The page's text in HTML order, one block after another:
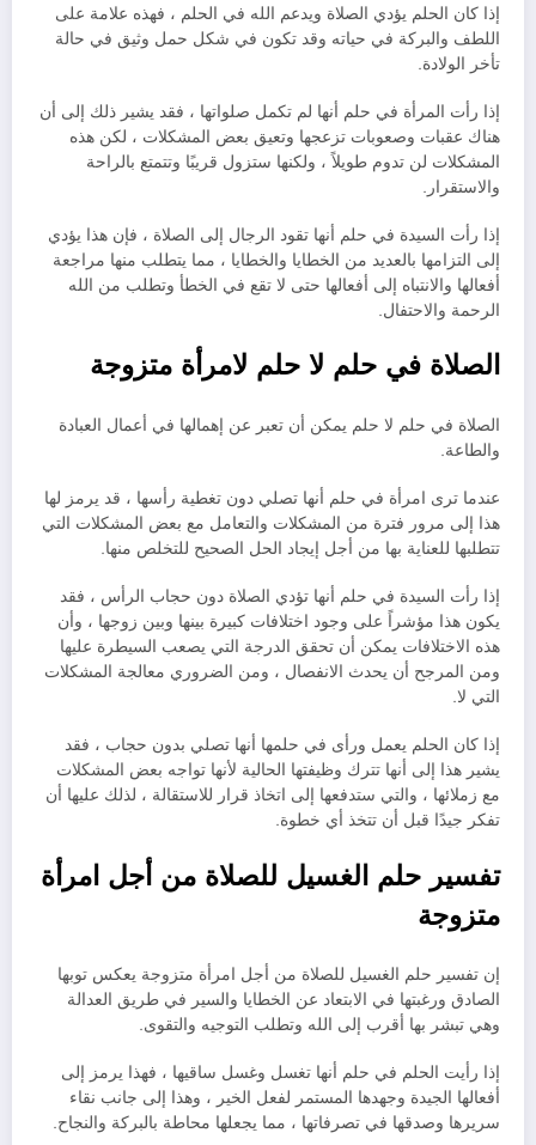
إذا كان الحلم يؤدي الصلاة ويدعم الله في الحلم ، فهذه علامة على
اللطف والبركة في حياته وقد تكون في شكل حمل وثيق في حالة
تأخر الولادة.
إذا رأت المرأة في حلم أنها لم تكمل صلواتها ، فقد يشير ذلك إلى أن
هناك عقبات وصعوبات تزعجها وتعيق بعض المشكلات ، لكن هذه
المشكلات لن تدوم طويلاً ، ولكنها ستزول قريبًا وتتمتع بالراحة
والاستقرار.
إذا رأت السيدة في حلم أنها تقود الرجال إلى الصلاة ، فإن هذا يؤدي
إلى التزامها بالعديد من الخطايا والخطايا ، مما يتطلب منها مراجعة
أفعالها والانتباه إلى أفعالها حتى لا تقع في الخطأ وتطلب من الله
الرحمة والاحتفال.
الصلاة في حلم لا حلم لامرأة متزوجة
الصلاة في حلم لا حلم يمكن أن تعبر عن إهمالها في أعمال العبادة
والطاعة.
عندما ترى امرأة في حلم أنها تصلي دون تغطية رأسها ، قد يرمز لها
هذا إلى مرور فترة من المشكلات والتعامل مع بعض المشكلات التي
تتطلبها للعناية بها من أجل إيجاد الحل الصحيح للتخلص منها.
إذا رأت السيدة في حلم أنها تؤدي الصلاة دون حجاب الرأس ، فقد
يكون هذا مؤشراً على وجود اختلافات كبيرة بينها وبين زوجها ، وأن
هذه الاختلافات يمكن أن تحقق الدرجة التي يصعب السيطرة عليها
ومن المرجح أن يحدث الانفصال ، ومن الضروري معالجة المشكلات
التي لا.
إذا كان الحلم يعمل ورأى في حلمها أنها تصلي بدون حجاب ، فقد
يشير هذا إلى أنها تترك وظيفتها الحالية لأنها تواجه بعض المشكلات
مع زملائها ، والتي ستدفعها إلى اتخاذ قرار للاستقالة ، لذلك عليها أن
تفكر جيدًا قبل أن تتخذ أي خطوة.
تفسير حلم الغسيل للصلاة من أجل امرأة
متزوجة
إن تفسير حلم الغسيل للصلاة من أجل امرأة متزوجة يعكس توبها
الصادق ورغبتها في الابتعاد عن الخطايا والسير في طريق العدالة
وهي تبشر بها أقرب إلى الله وتطلب التوجيه والتقوى.
إذا رأيت الحلم في حلم أنها تغسل وغسل ساقيها ، فهذا يرمز إلى
أفعالها الجيدة وجهدها المستمر لفعل الخير ، وهذا إلى جانب نقاء
سريرها وصدقها في تصرفاتها ، مما يجعلها محاطة بالبركة والنجاح.